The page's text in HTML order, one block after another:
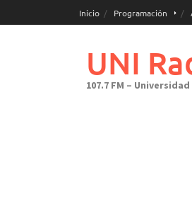
al
Inicio Programación
UNI
107.7 FM –